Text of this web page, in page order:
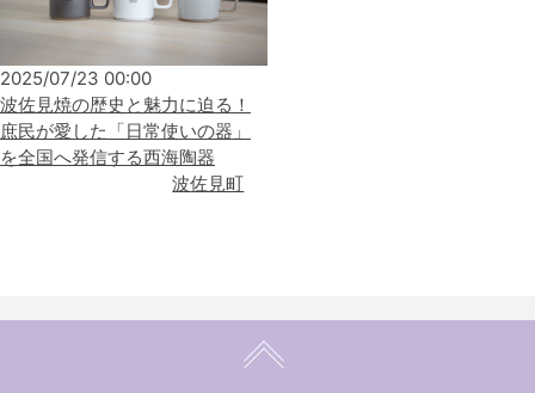
2025/07/23 00:00
波佐見焼の歴史と魅力に迫る！
庶民が愛した「日常使いの器」
を全国へ発信する西海陶器
波佐見町